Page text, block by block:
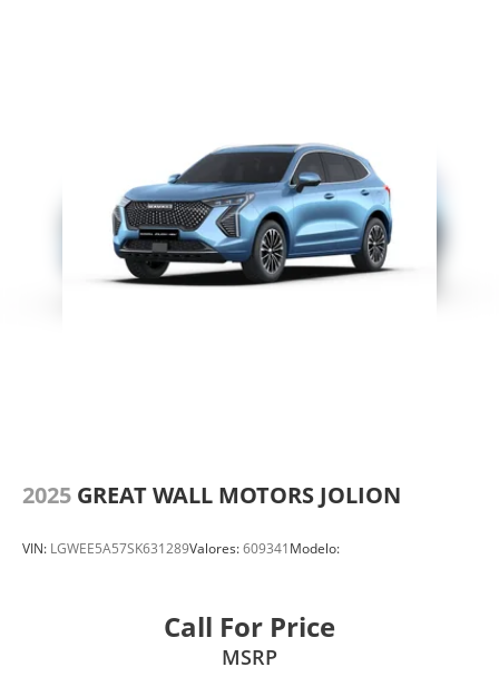
2025 GREAT WALL MOTORS JOLION
VIN: LGWEE5A57SK631289Valores:609341Modelo:
Call For Price
MSRP